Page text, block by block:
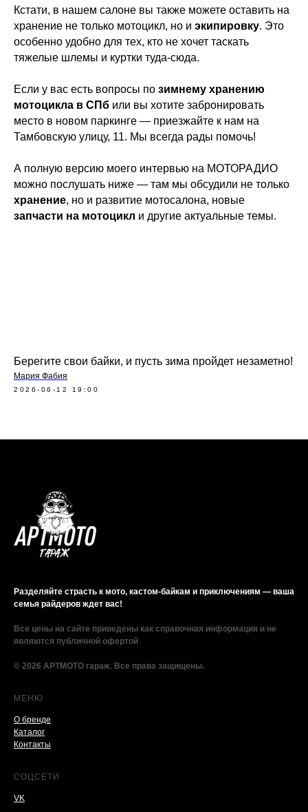
Кстати, в нашем салоне вы также можете оставить на
хранение не только мотоцикл, но и экипировку. Это
особенно удобно для тех, кто не хочет таскать
тяжелые шлемы и куртки туда-сюда.
Если у вас есть вопросы по зимнему хранению
мотоцикла в СПб или вы хотите забронировать
место в новом паркинге — приезжайте к нам на
Тамбовскую улицу, 11. Мы всегда рады помочь!
А полную версию моего интервью на МОТОРАДИО
можно послушать ниже — там мы обсудили не только
хранение, но и развитие мотосалона, новые
запчасти на мотоцикл и другие актуальные темы.
Берегите свои байки, и пусть зима пройдет незаметно!
Мария Фабия
2026-06-12 19:00
Разделяйте страсть к мото, кастом-байкам и приключениям — ваша
семья райдеров ждет вас!
Все цены на сайте приведены как справочная информация и не
являются публичной офертой
© 2026 АРТМОТО гараж. Все права защищены.
МЕНЮ
О бренде
Каталог
Контакты
СОЦСЕТИ
VK